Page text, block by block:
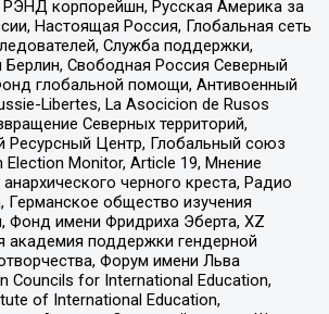
РЭНД корпорейшн, Русская Америка за
Настоящая Россия, Глобальная сеть
Служба поддержки,
Свободная Россия Северный
глобальной помощи, Антивоенный
Libertes, La Asocicion de Rusos
Северных территорий,
Ресурсный Центр, Глобальный союз
Election Monitor, Article 19, Мнение
черного креста, Радио
Германское общество изучения
Фонд имени Фридриха Эберта, XZ
академия поддержки гендерной
Форум имени Льва
Councils for International Education,
of International Education,